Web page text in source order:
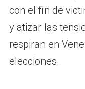
con el fin de
y atizar las
respiran en
elecciones.